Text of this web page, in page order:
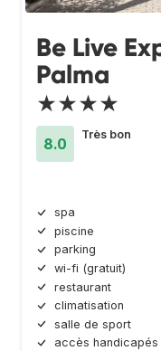
Be Live
Palma
★★★★
8.0
Très bon
spa
piscine
parking
wi-fi (gratuit)
restaurant
climatisation
salle de sport
accès handicapés